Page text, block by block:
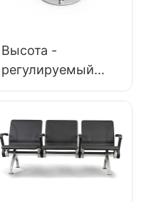
персонализирован
Высота -
регулируемый
серый бар BC095
коммерческих
пространств
Персонализирова